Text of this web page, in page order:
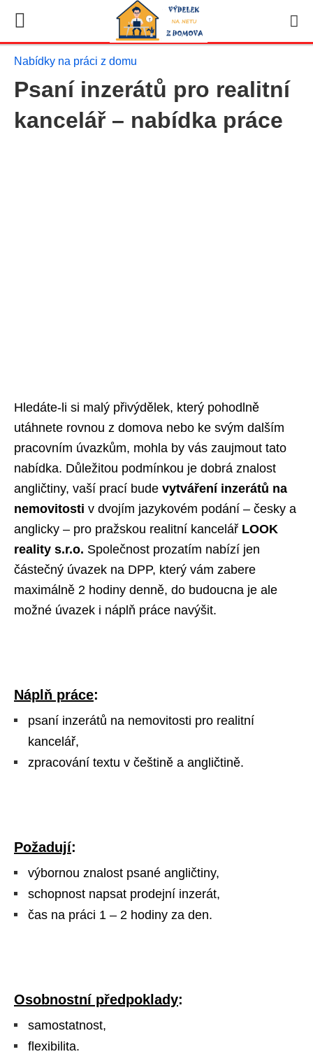
Nabídky na práci z domu
Psaní inzerátů pro realitní
kancelář – nabídka práce
Hledáte-li si malý přivýdělek, který pohodlně
utáhnete rovnou z domova nebo ke svým dalším
pracovním úvazkům, mohla by vás zaujmout tato
nabídka. Důležitou podmínkou je dobrá znalost
angličtiny, vaší prací bude vytváření inzerátů na
nemovitosti v dvojím jazykovém podání – česky a
anglicky – pro pražskou realitní kancelář LOOK
reality s.r.o. Společnost prozatím nabízí jen
částečný úvazek na DPP, který vám zabere
maximálně 2 hodiny denně, do budoucna je ale
možné úvazek i náplň práce navýšit.
Náplň práce:
psaní inzerátů na nemovitosti pro realitní
kancelář,
zpracování textu v češtině a angličtině.
Požadují:
výbornou znalost psané angličtiny,
schopnost napsat prodejní inzerát,
čas na práci 1 – 2 hodiny za den.
Osobnostní předpoklady:
samostatnost,
flexibilita.